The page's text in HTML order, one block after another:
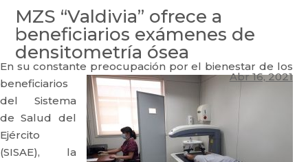
MZS “Valdivia” ofrece a
beneficiarios exámenes de
densitometría ósea
Abr 16, 2021
En su constante preocupación por el bienestar de los
beneficiarios
del Sistema
de Salud del
Ejército
(SISAE), la